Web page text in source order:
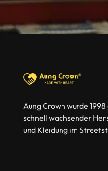
Aung Crown wurde
schnell wachsender
und Kleidung im